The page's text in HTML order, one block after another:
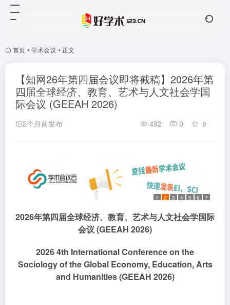
首页 • 学术会议 • 正文
【知网26年第四届会议即将截稿】2026年第
四届全球经济、教育、艺术与人文社会学国
际会议 (GEEAH 2026)
2个月前发布 492 0 0
1 2 3 4 5 6 7
2026年第四届全球经济、教育、艺术与人文社会学国际
会议 (GEEAH 2026)
2026 4th International Conference on the
Sociology of the Global Economy, Education, Arts
and Humanities (GEEAH 2026)